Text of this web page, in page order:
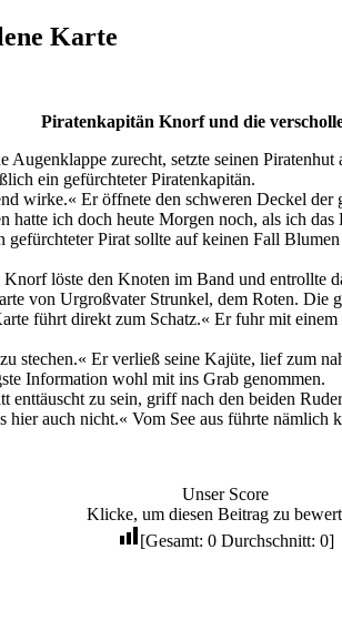
Karte
Piratenkapitän Knorf und die
zurecht, setzte seinen
ein gefürchteter Piratenkapitän.
wirke.« Er öffnete den schweren Deckel
hatte ich doch heute Morgen noch, als ich
Pirat sollte auf keinen Fall
Knorf löste den Knoten im Band und
von Urgroßvater Strunkel, dem Roten. Die
führt direkt zum Schatz.« Er fuhr mit
Er verließ seine Kajüte, lief zum
Information wohl mit ins Grab genommen.
zu sein, griff nach den beiden
auch nicht.« Vom See aus führte
Unser Score
Klicke, um diesen Beitrag zu
[Gesamt: 0Durchschnitt: 0]